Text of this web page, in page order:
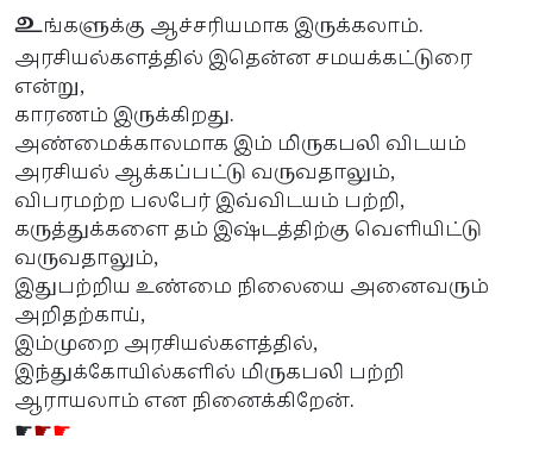
உங்களுக்கு ஆச்சரியமாக இருக்கலாம்.
அரசியல்களத்தில் இதென்ன சமயக்கட்டுரை
என்று,
காரணம் இருக்கிறது.
அண்மைக்காலமாக இம் மிருகபலி விடயம்
அரசியல் ஆக்கப்பட்டு வருவதாலும்,
விபரமற்ற பலபேர் இவ்விடயம் பற்றி,
கருத்துக்களை தம் இஷ்டத்திற்கு வெளியிட்டு
வருவதாலும்,
இதுபற்றிய உண்மை நிலையை அனைவரும்
அறிதற்காய்,
இம்முறை அரசியல்களத்தில்,
இந்துக்கோயில்களில் மிருகபலி பற்றி
ஆராயலாம் என நினைக்கிறேன்.
☛☛☛